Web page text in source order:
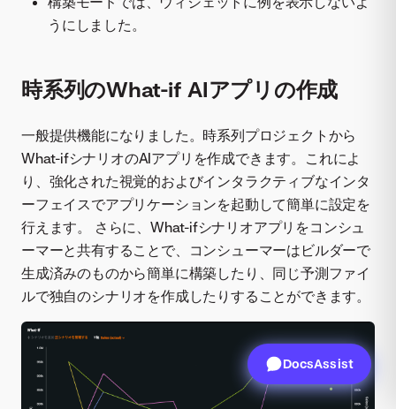
うにしました。
時系列のWhat-if AIアプリの作成
一般提供機能になりました。時系列プロジェクトから
What-ifシナリオのAIアプリを作成できます。これによ
り、強化された視覚的およびインタラクティブなインタ
ーフェイスでアプリケーションを起動して簡単に設定を
行えます。 さらに、What-ifシナリオアプリをコンシュ
ーマーと共有することで、コンシューマーはビルダーで
生成済みのものから簡単に構築したり、同じ予測ファイ
ルで独自のシナリオを作成したりすることができます。
DocsAssist